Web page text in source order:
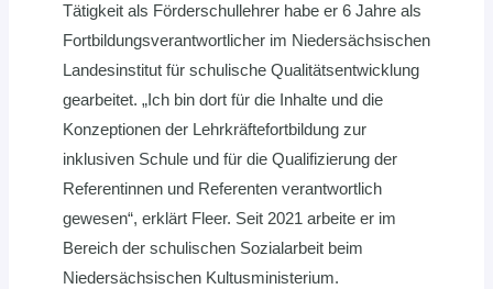
Tätigkeit als Förderschullehrer habe er 6 Jahre als
Fortbildungsverantwortlicher im Niedersächsischen
Landesinstitut für schulische Qualitätsentwicklung
gearbeitet. „Ich bin dort für die Inhalte und die
Konzeptionen der Lehrkräftefortbildung zur
inklusiven Schule und für die Qualifizierung der
Referentinnen und Referenten verantwortlich
gewesen“, erklärt Fleer. Seit 2021 arbeite er im
Bereich der schulischen Sozialarbeit beim
Niedersächsischen Kultusministerium.